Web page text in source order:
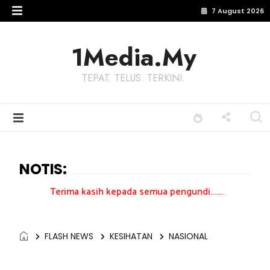
7 August 2026
1Media.My
TEPAT. TELUS. TERKINI.
NOTIS:
kasih kepada semua pengundi.......
FLASH NEWS KESIHATAN NASIONAL